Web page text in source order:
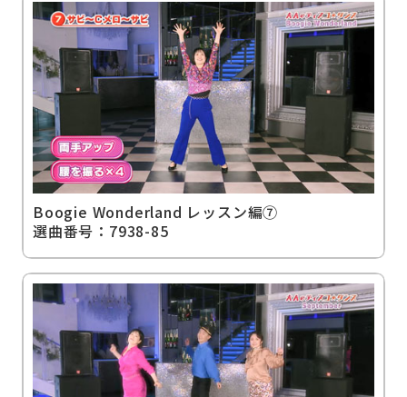
Boogie Wonderland レッスン編⑦
選曲番号：7938-85